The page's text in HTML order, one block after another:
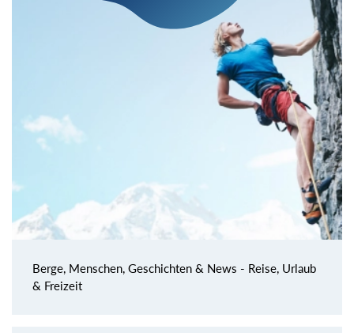
Berge, Menschen, Geschichten & News - Reise, Urlaub
& Freizeit